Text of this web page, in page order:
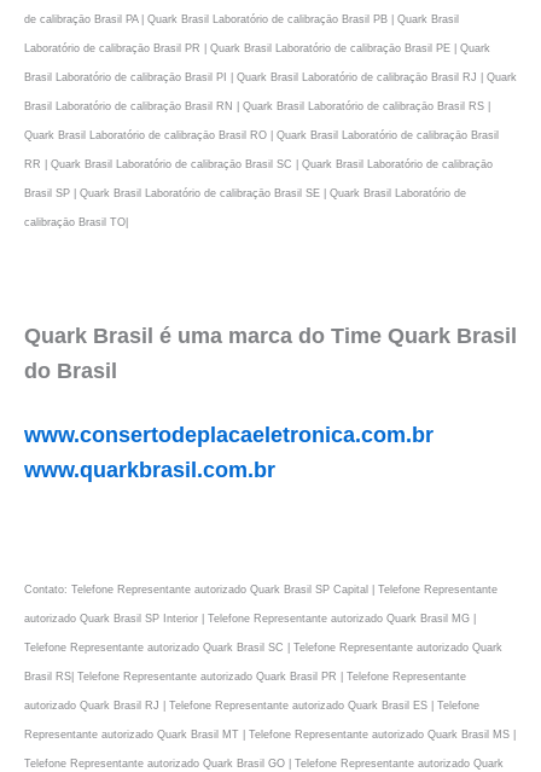
de calibraçāo Brasil PA | Quark Brasil Laboratório de calibraçāo Brasil PB | Quark Brasil
Laboratório de calibraçāo Brasil PR | Quark Brasil Laboratório de calibraçāo Brasil PE | Quark
Brasil Laboratório de calibraçāo Brasil PI | Quark Brasil Laboratório de calibraçāo Brasil RJ | Quark
Brasil Laboratório de calibraçāo Brasil RN | Quark Brasil Laboratório de calibraçāo Brasil RS |
Quark Brasil Laboratório de calibraçāo Brasil RO | Quark Brasil Laboratório de calibraçāo Brasil
RR | Quark Brasil Laboratório de calibraçāo Brasil SC | Quark Brasil Laboratório de calibraçāo
Brasil SP | Quark Brasil Laboratório de calibraçāo Brasil SE | Quark Brasil Laboratório de
calibraçāo Brasil TO|
Quark Brasil é uma marca do Time Quark Brasil
do Brasil
www.consertodeplacaeletronica.com.br
www.quarkbrasil.com.br
Contato: Telefone Representante autorizado Quark Brasil SP Capital | Telefone Representante
autorizado Quark Brasil SP Interior | Telefone Representante autorizado Quark Brasil MG |
Telefone Representante autorizado Quark Brasil SC | Telefone Representante autorizado Quark
Brasil RS| Telefone Representante autorizado Quark Brasil PR | Telefone Representante
autorizado Quark Brasil RJ | Telefone Representante autorizado Quark Brasil ES | Telefone
Representante autorizado Quark Brasil MT | Telefone Representante autorizado Quark Brasil MS |
Telefone Representante autorizado Quark Brasil GO | Telefone Representante autorizado Quark